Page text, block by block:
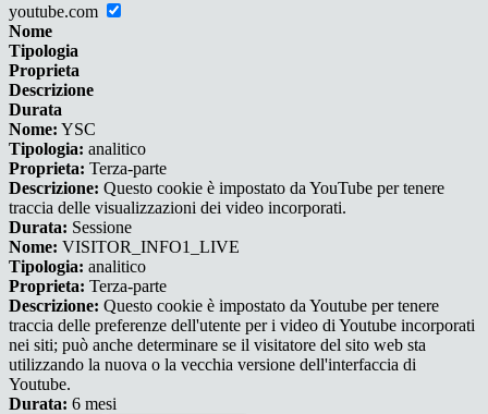
youtube.com
Nome
Tipologia
Proprieta
Descrizione
Durata
Nome: YSC
Tipologia: analitico
Proprieta: Terza-parte
Descrizione: Questo cookie è impostato da YouTube per tenere
traccia delle visualizzazioni dei video incorporati.
Durata: Sessione
Nome: VISITOR_INFO1_LIVE
Tipologia: analitico
Proprieta: Terza-parte
Descrizione: Questo cookie è impostato da Youtube per tenere
traccia delle preferenze dell'utente per i video di Youtube incorporati
nei siti; può anche determinare se il visitatore del sito web sta
utilizzando la nuova o la vecchia versione dell'interfaccia di
Youtube.
Durata: 6 mesi